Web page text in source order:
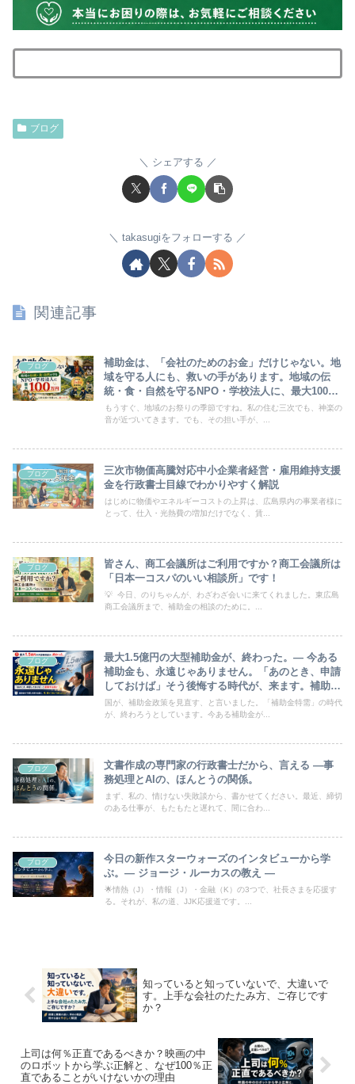
ブログ
シェアする
takasugiをフォローする
関連記事
ブログ
補助金は、「会社のためのお金」だけじゃない。地
域を守る人にも、救いの手があります。地域の伝
統・食・自然を守るNPO・学校法人に、最大100万
円。国が助けてくれいないからこそ。
もうすぐ、地域のお祭りの季節ですね。私の住む三次でも、神楽の
音が近づいてきます。でも、その担い手が、...
ブログ
三次市物価高騰対応中小企業者経営・雇用維持支援
金を行政書士目線でわかりやすく解説
はじめに物価やエネルギーコストの上昇は、広島県内の事業者様に
とって、仕入・光熱費の増加だけでなく、賃...
ブログ
皆さん、商工会議所はご利用ですか？商工会議所は
「日本一コスパのいい相談所」です！
💡 今日、のりちゃんが、わざわざ会いに来てくれました。東広島
商工会議所まで、補助金の相談のために。...
ブログ
最大1.5億円の大型補助金が、終わった。― 今ある
補助金も、永遠じゃありません。「あのとき、申請
しておけば」そう後悔する時代が、来ます。補助金
の「特需」が終わる前に、知っておいてほしいこと
国が、補助金政策を見直す、と言いました。「補助金特需」の時代
が、終わろうとしています。今ある補助金が...
ブログ
文書作成の専門家の行政書士だから、言える ―事
務処理とAIの、ほんとうの関係。
まず、私の、情けない失敗談から、書かせてください。最近、締切
のある仕事が、もたもたと遅れて、間に合わ...
ブログ
今日の新作スターウォーズのインタビューから学
ぶ。― ジョージ・ルーカスの教え ―
🌟情熱（J）・情報（J）・金融（K）の3つで、社長さまを応援す
る。それが、私の道、JJK応援道です。...
知っていると知っていないで、大違いで
す。上手な会社のたたみ方、ご存じです
か？
上司は何％正直であるべきか？映画の中
のロボットから学ぶ正解と、なぜ100％正
直であることがいけないかの理由